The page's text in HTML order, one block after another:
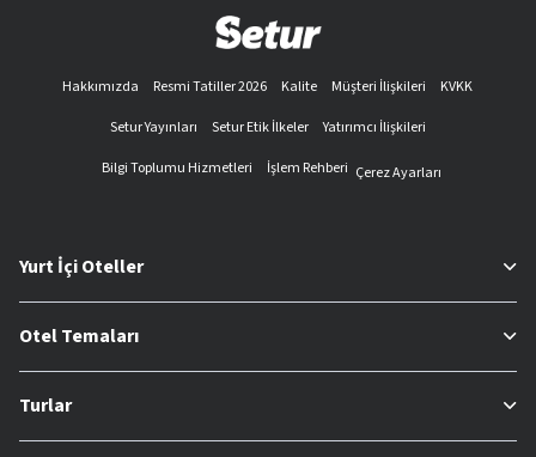
Hakkımızda Resmi Tatiller 2026 Kalite Müşteri İlişkileri
KVKK
Setur Yayınları
Setur Etik İlkeler
Yatırımcı İlişkileri
Bilgi Toplumu Hizmetleri
İşlem Rehberi Çerez Ayarları
Yurt İçi Oteller
Otel Temaları
Turlar